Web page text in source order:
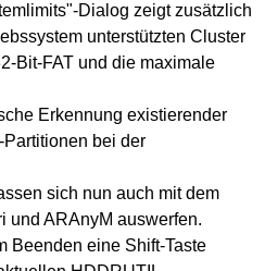
Dialog zeigt zusätzlich
unterstützten Cluster
Bit-FAT und die maximale
Erkennung existierender
bei der
sich nun auch mit dem
und ARAnyM auswerfen.
Beenden eine Shift-Taste